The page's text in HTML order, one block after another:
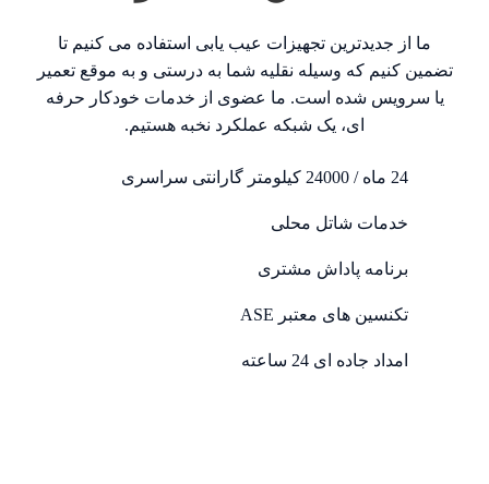
ما از جدیدترین تجهیزات عیب یابی استفاده می کنیم تا
تضمین کنیم که وسیله نقلیه شما به درستی و به موقع تعمیر
یا سرویس شده است. ما عضوی از خدمات خودکار حرفه
ای، یک شبکه عملکرد نخبه هستیم.
24 ماه / 24000 کیلومتر گارانتی سراسری
خدمات شاتل محلی
برنامه پاداش مشتری
تکنسین های معتبر ASE
امداد جاده ای 24 ساعته